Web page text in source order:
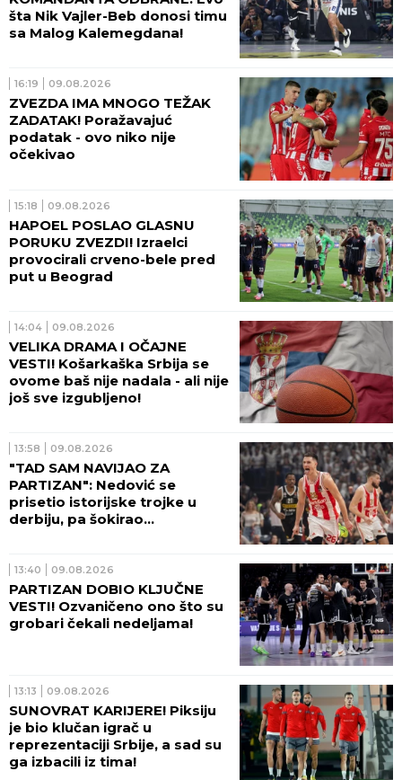
šta Nik Vajler-Beb donosi timu
sa Malog Kalemegdana!
16:19 09.08.2026
ZVEZDA IMA MNOGO TEŽAK
ZADATAK! Poražavajuć
podatak - ovo niko nije
očekivao
15:18 09.08.2026
HAPOEL POSLAO GLASNU
PORUKU ZVEZDI! Izraelci
provocirali crveno-bele pred
put u Beograd
14:04 09.08.2026
VELIKA DRAMA I OČAJNE
VESTI! Košarkaška Srbija se
ovome baš nije nadala - ali nije
još sve izgubljeno!
13:58 09.08.2026
"TAD SAM NAVIJAO ZA
PARTIZAN": Nedović se
prisetio istorijske trojke u
derbiju, pa šokirao
13:40 09.08.2026
PARTIZAN DOBIO KLJUČNE
VESTI! Ozvaničeno ono što su
grobari čekali nedeljama!
13:13 09.08.2026
SUNOVRAT KARIJERE! Piksiju
je bio klučan igrač u
reprezentaciji Srbije, a sad su
ga izbacili iz tima!